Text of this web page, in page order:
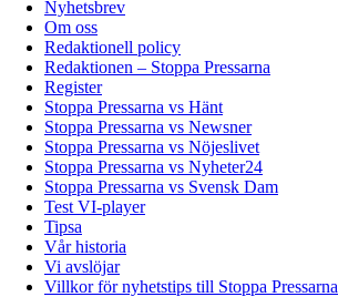
Nyhetsbrev
Om oss
Redaktionell policy
Redaktionen – Stoppa Pressarna
Register
Stoppa Pressarna vs Hänt
Stoppa Pressarna vs Newsner
Stoppa Pressarna vs Nöjeslivet
Stoppa Pressarna vs Nyheter24
Stoppa Pressarna vs Svensk Dam
Test VI-player
Tipsa
Vår historia
Vi avslöjar
Villkor för nyhetstips till Stoppa Pressarna